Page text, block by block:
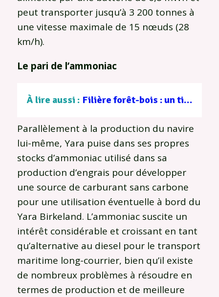
peut transporter jusqu’à 3 200 tonnes à
une vitesse maximale de 15 nœuds (28
km/h).
Le pari de l’ammoniac
À lire aussi : Filière forêt-bois : un tissu d’entreprises au service d’une gestion durable
Parallèlement à la production du navire
lui-même, Yara puise dans ses propres
stocks d’ammoniac utilisé dans sa
production d’engrais pour développer
une source de carburant sans carbone
pour une utilisation éventuelle à bord du
Yara Birkeland. L’ammoniac suscite un
intérêt considérable et croissant en tant
qu’alternative au diesel pour le transport
maritime long-courrier, bien qu’il existe
de nombreux problèmes à résoudre en
termes de production et de meilleure